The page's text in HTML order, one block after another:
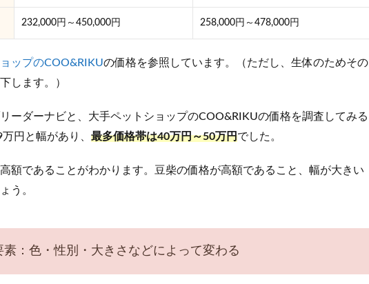
232,000円～450,000円 258,000円～478,000円
ップのCOO&RIKUの価格を参照しています。（ただし、生体のためその
します。）
ーダーナビと、大手ペットショップのCOO&RIKUの価格を調査してみる
円と幅があり、 最多価格帯は40万円～50万円でした。
額であることがわかります。豆柴の価格が高額であること、幅が大きい
う。
：色・性別・大きさなどによって変わる